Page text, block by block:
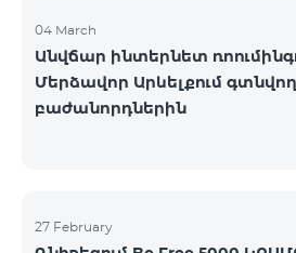
04 March
Անվճար ինտերնետ
Մերձավոր Արևելքում գտնվող
բաժանորդներին
27 February